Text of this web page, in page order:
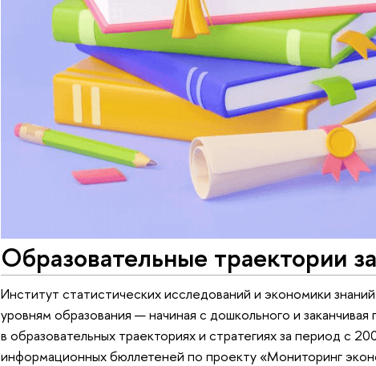
Образовательные траектории
Институт статистических исследований и экономики
уровням образования — начиная с дошкольного и
в образовательных траекториях и стратегиях за период с
информационных бюллетеней по проекту «Мониторинг